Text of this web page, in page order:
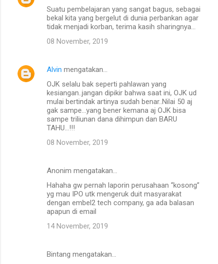
Suatu pembelajaran yang sangat bagus, sebagai
bekal kita yang bergelut di dunia perbankan agar
tidak menjadi korban, terima kasih sharingnya...
08 November, 2019
Alvin mengatakan…
OJK selalu bak seperti pahlawan yang
kesiangan..jangan dipikir bahwa saat ini, OJK ud
mulai bertindak artinya sudah benar..Nilai 50 aj
gak sampe...yang bener kemana aj OJK bisa
sampe triliunan dana dihimpun dan BARU
TAHU...!!!
08 November, 2019
Anonim mengatakan…
Hahaha gw pernah laporin perusahaan “kosong”
yg mau IPO utk mengeruk duit masyarakat
dengan embel2 tech company, ga ada balasan
apapun di email
14 November, 2019
Bintang mengatakan…